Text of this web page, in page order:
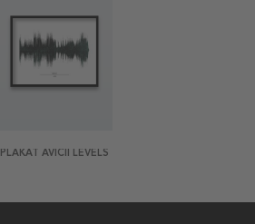
PLAKAT AVICII LEVELS